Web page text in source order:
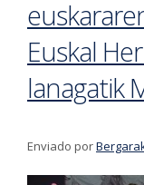
Euskal
lanagatik
Enviado por